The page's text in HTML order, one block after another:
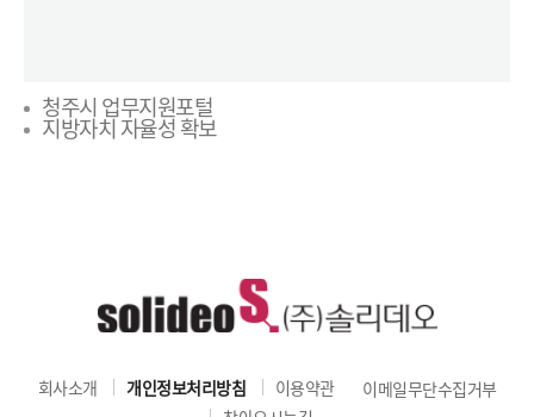
청주시 업무지원포털
지방자치 자율성 확보
회사소개 개인정보처리방침 이용약관
이메일무단수집거부